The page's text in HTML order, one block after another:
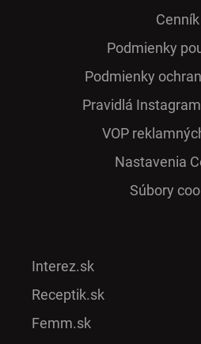
Cenník
Podmienky
Podmienky
Pra­vidlá
VOP
Nastavenia
Súbory
Interez.sk
Receptik.sk
Femm.sk